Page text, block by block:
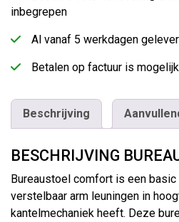
inbegrepen
Al vanaf 5 werkdagen
Betalen op factuur is
Beschrijving
BESCHRIJVING
Bureaustoel comfort is een
verstelbaar arm leuningen in
kantelmechaniek heeft. Deze